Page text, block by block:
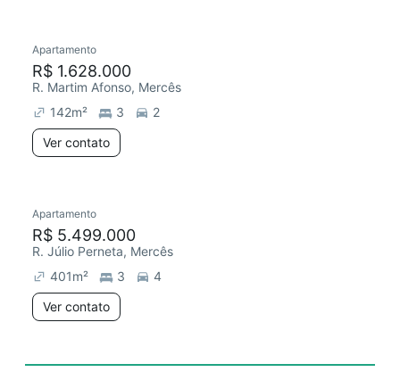
Apartamento
R$ 1.628.000
R. Martim Afonso, Mercês
142m² 3
2
Ver contato
Apartamento
R$ 5.499.000
R. Júlio Perneta, Mercês
401m² 3
4
Ver contato